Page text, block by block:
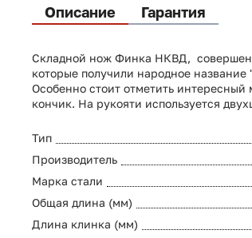
Описание Гарантия
Складной нож Финка НКВД,
которые получили народное
Особенно стоит отметить
кончик. На рукояти используется
Тип
Производитель
Марка стали
Общая длина (мм)
Длина клинка (мм)